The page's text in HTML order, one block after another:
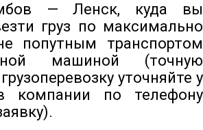
— Ленск, куда вы
груз по максимально
попутным транспортом
машиной (точную
уточняйте у
компании по телефону